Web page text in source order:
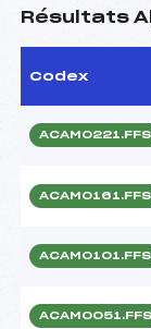
Résultats
Codex
ACAM0221.FFS
ACAM0161.FFS
ACAM0101.FFS
ACAM0051.FFS